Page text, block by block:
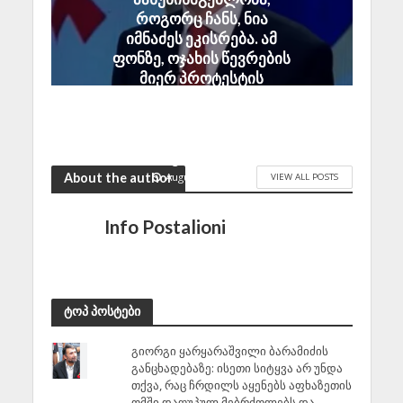
როგორც ჩანს, ნია
იმნაძეს ეკისრება. ამ
ფონზე, ოჯახის წევრების
მიერ პროტესტის
August 7, 2026
About the author VIEW ALL POSTS
Info Postalioni
ტოპ პოსტები
გიორგი ყარყარაშვილი ბარამიძის
განცხადებაზე: ისეთი სიტყვა არ უნდა
თქვა, რაც ჩრდილს აყენებს აფხაზეთის